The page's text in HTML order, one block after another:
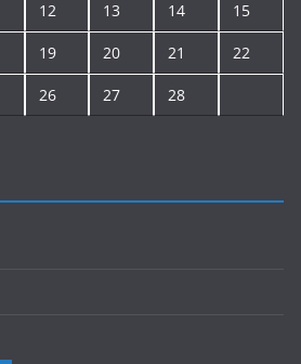
12 13 14 15
19 20 21 22
26 27 28